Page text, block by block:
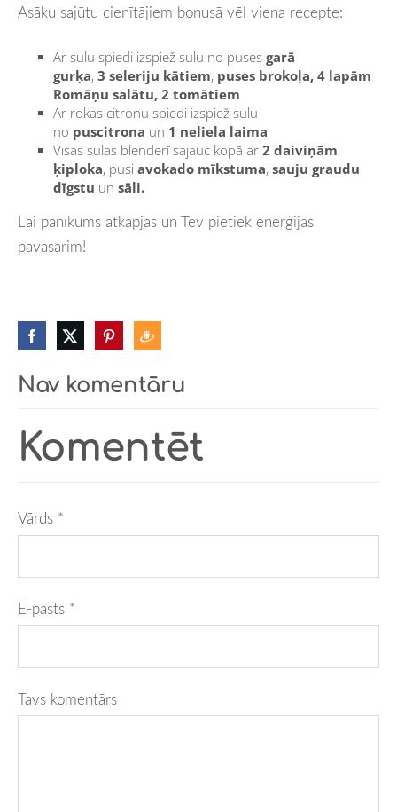
Asāku sajūtu cienītājiem bonusā vēl viena recepte:
Ar sulu spiedi izspiež sulu no pusesgarā
gurķa,3 seleriju kātiem, puses brokoļa, 4 lapām
Romāņu salātu, 2 tomātiem
Ar rokas citronu spiedi izspiež sulu
no puscitrona un 1 neliela laima
Visas sulas blenderī sajauc kopā ar2 daiviņām
ķiploka, pusiavokado mīkstuma,sauju graudu
dīgstu un sāli.
Lai panīkums atkāpjas un Tev pietiek enerģijas
pavasarim!
Nav komentāru
Komentēt
Vārds *
E-pasts *
Tavs komentārs